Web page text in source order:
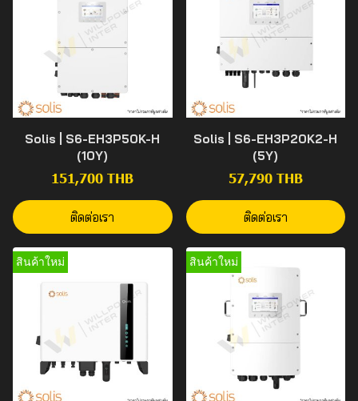
Solis | S6-EH3P50K-H
(10Y)
151,700 THB
ติดต่อเรา
Solis | S6-EH3P20K2-H
(5Y)
57,790 THB
ติดต่อเรา
สินค้าใหม่ สินค้าใหม่